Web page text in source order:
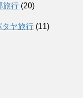
旅行 (20)
タヤ旅行 (11)